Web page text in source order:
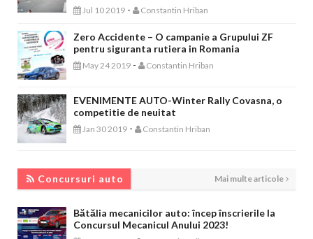
Jul 10 2019 - Constantin Hriban
Zero Accidente – O campanie a Grupului ZF
pentru siguranta rutiera in Romania
May 24 2019 - Constantin Hriban
EVENIMENTE AUTO-Winter Rally Covasna, o
competitie de neuitat
Jan 30 2019 - Constantin Hriban
Concursuri auto Mai multe articole
Bătălia mecanicilor auto: încep înscrierile la
Concursul Mecanicul Anului 2023!